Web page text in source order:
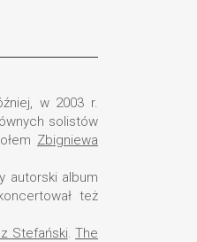
w 2003 r.
solistów
Zbigniewa
autorski album
też
Stefański.The